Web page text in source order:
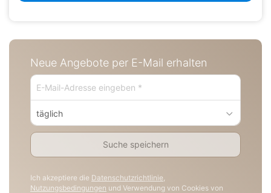
Neue Angebote per E-Mail erhalten
täglich
Suche speichern
Ich akzeptiere die Datenschutzrichtlinie,
Nutzungsbedingungen und Verwendung von Cookies von